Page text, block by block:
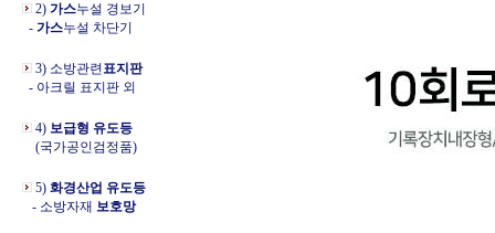
2) 가스누설 경보기
- 가스누설 차단기
3) 소방관련 표지판
- 아크릴 표지판 외
4) 보급형 유도등
(국가공인검정품)
5) 화경산업 유도등
- 소방자재 보호망